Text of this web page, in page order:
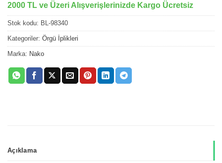
2000 TL ve Üzeri Alışverişlerinizde Kargo Ücretsiz
Stok kodu: BL-98340
Kategoriler: Örgü İplikleri
Marka: Nako
Açıklama